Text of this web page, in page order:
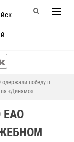
победу в
«Динамо»
ЕАО